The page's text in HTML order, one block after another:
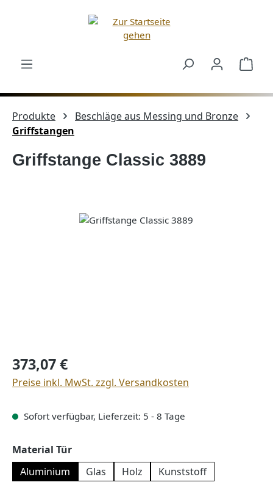
Zum Hauptinhalt springen
Produkte
Beschläge aus Messing und Bronze
Griffstangen
Griffstange Classic 3889
Bildergalerie überspringen
Regulärer Preis:
373,07 €
Preise inkl. MwSt. zzgl. Versandkosten
Sofort verfügbar, Lieferzeit: 5 - 8 Tage
Material Türauswählen
Aluminium
Glas Holz
Kunststoff